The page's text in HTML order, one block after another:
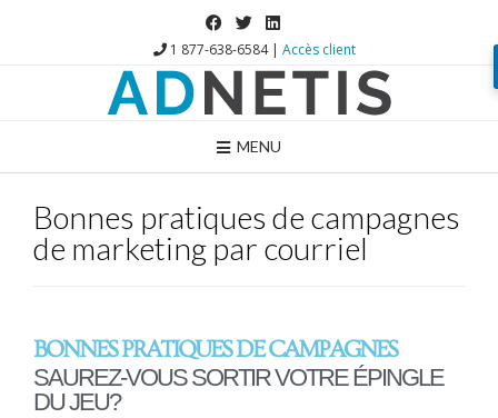
1 877-638-6584 | Accès client
MENU
Bonnes pratiques de campagnes
de marketing par courriel
BONNES PRATIQUES DE CAMPAGNES
SAUREZ-VOUS SORTIR VOTRE ÉPINGLE
DU JEU?